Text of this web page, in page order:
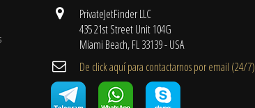
PrivateJetFinder LLC
435 21st Street Unit 104G
Miami Beach, FL 33139 - USA
De click aquí para contactarnos por email ​(24/7)